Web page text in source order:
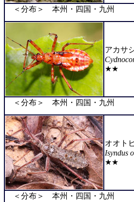
＜分布＞ 本州・四国・九州
アカサ
★★
＜分布＞ 本州・四国・九州
オオト
Isyndus
★★
＜分布＞ 本州・四国・九州